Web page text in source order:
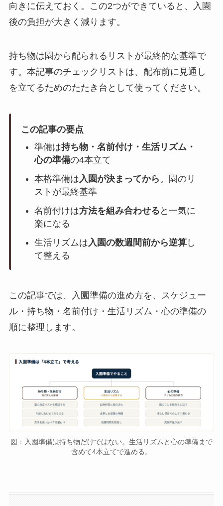
向きに伝えておく。この2つができていると、入園
後の負担が大きく減ります。
持ち物は園から配られるリストが最終的な基準で
す。本記事のチェックリストは、配布前に見通し
を立てるためのたたき台として使ってください。
この記事の要点
準備は持ち物・名前付け・生活リズム・
心の準備の4本立て
本格準備は 入園が決まってから 。園のリ
ストが最終基準
名前付けは方法を組み合わせる と一気に
楽になる
生活リズムは 入園の数週間前から逆算し
て整える
この記事では、入園準備の進め方を、スケジュー
ル・持ち物・名前付け・生活リズム・心の準備の
順に整理します。
図：入園準備は持ち物だけではない。生活リズムと心の準備まで
含めて4本立てで進める。